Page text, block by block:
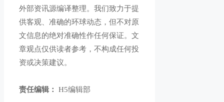
外部资讯源编译整理。我们致力于提
供客观、准确的环球动态，但不对原
文信息的绝对准确性作任何保证。文
章观点仅供读者参考，不构成任何投
资或决策建议。
责任编辑： H5编辑部